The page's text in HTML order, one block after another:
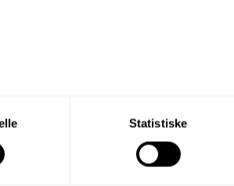
disse formålene. Du kan også velge
trykke «Lagre innstillingene».
Statistiske